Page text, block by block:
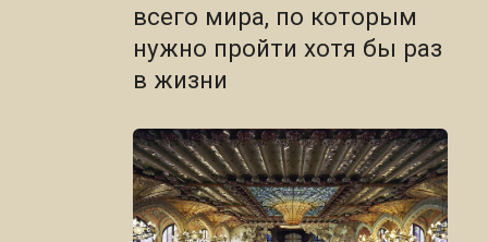
всего мира, по которым
нужно пройти хотя бы раз
в жизни